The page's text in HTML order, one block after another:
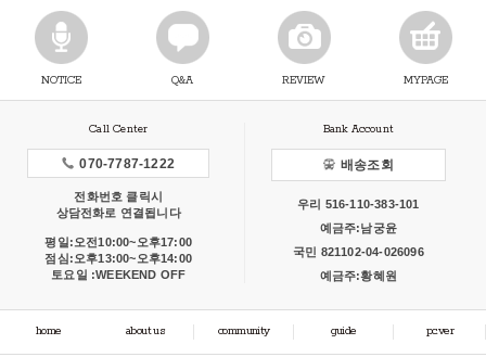
NOTICE Q&A REVIEW MYPAGE
Call Center
070-7787-1222
전화번호 클릭시
상담전화로 연결됩니다
평일:오전10:00~오후17:00
점심:오후13:00~오후14:00
토요일 :WEEKEND OFF
Bank Account
배송조회
우리 516-110-383-101
예금주:남궁윤
국민 821102-04-026096
예금주:황혜원
home about us community guide pc.ver